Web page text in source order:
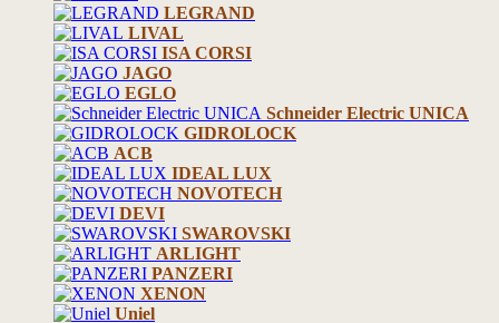
LEGRAND
LIVAL
ISA CORSI
JAGO
EGLO
Schneider Electric UNICA
GIDROLOCK
ACB
IDEAL LUX
NOVOTECH
DEVI
SWAROVSKI
ARLIGHT
PANZERI
XENON
Uniel